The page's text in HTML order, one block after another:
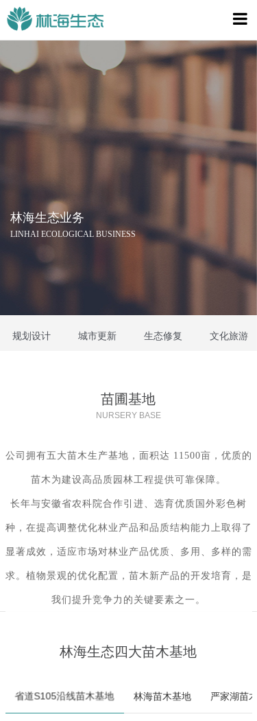
首页
宣传视
新闻
林海生态业务
LINHAI ECOLOGICAL BUSINESS
规划设计 城市更新 生态修复 文化旅游
苗圃基地
NURSERY BASE
公司拥有五大苗木生产基地，面积达 11500亩，优质的
苗木为建设高品质园林工程提供可靠保障。
长年与安徽省农科院合作引进、选育优质国外彩色树
种，在提高调整优化林业产品和品质结构能力上取得了
显著成效，适应市场对林业产品优质、多用、多样的需
求。植物景观的优化配置，苗木新产品的开发培育，是
我们提升竞争力的关键要素之一。
林海生态四大苗木基地
省道S105沿线苗木基地 林海苗木基地 严家湖苗木